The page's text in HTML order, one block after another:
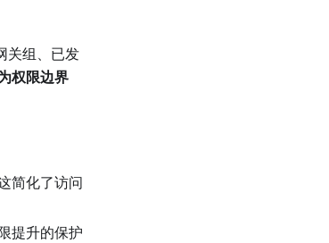
关组、已发
权限边界
简化了访问
提升的保护